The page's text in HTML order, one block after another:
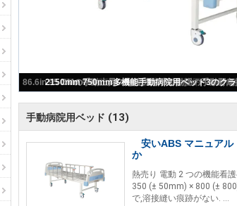
安いABS マニュアル シングルクランク 病院ベ
手動病院用ベッド (13)
安いABS マニュアル
か
熱売り 電動 2 つの機能看
350 (± 50mm) × 800 (±
で,溶接縫い痕跡がない. ...